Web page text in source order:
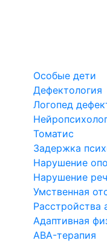
Особые дети
Дефектология
Логопед
Томатис
Задержка
Нарушение
Нарушение
Умственная
Расстройства
Адаптивная
ABA-терапия